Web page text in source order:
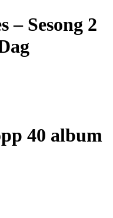
– Sesong 2
40 album